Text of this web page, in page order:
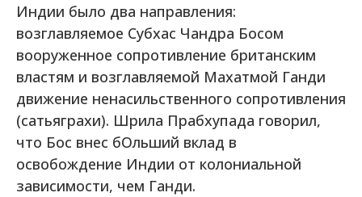
Индии было два направления:
возглавляемое Субхас Чандра Босом
вооруженное сопротивление британским
властям и возглавляемой Махатмой Ганди
движение ненасильственного сопротивления
(сатьяграхи). Шрила Прабхупада говорил,
что Бос внес бОльший вклад в
освобождение Индии от колониальной
зависимости, чем Ганди.